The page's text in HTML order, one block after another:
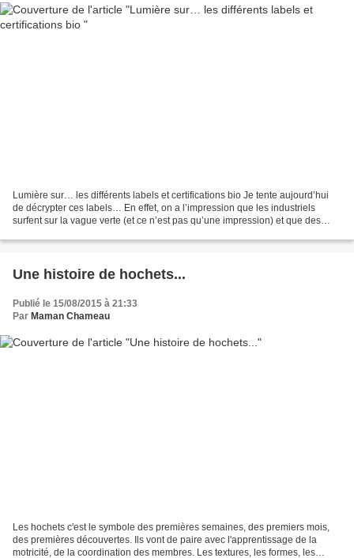
Lumière sur… les différents labels et certifications bio Je tente aujourd’hui
de décrypter ces labels… En effet, on a l’impression que les industriels
surfent sur la vague verte (et ce n’est pas qu’une impression) et que des
Une histoire de hochets...
Publié le 15/08/2015 à 21:33
Par Maman Chameau
Les hochets c'est le symbole des premières semaines, des premiers mois,
des premières découvertes. Ils vont de paire avec l'apprentissage de la
motricité, de la coordination des membres. Les textures, les formes, les